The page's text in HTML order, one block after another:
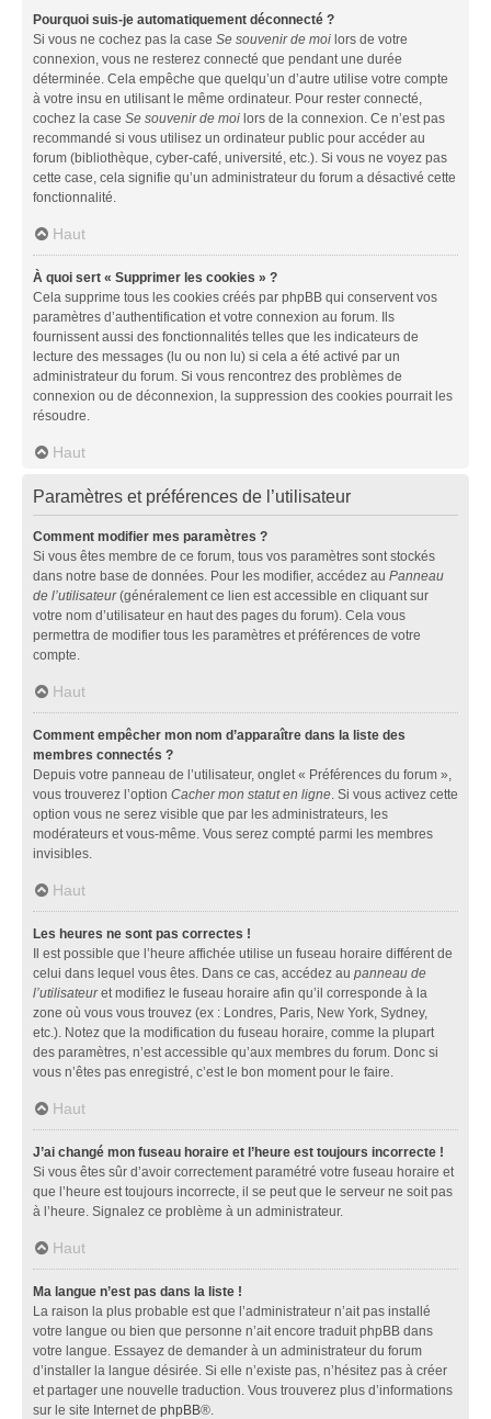
Pourquoi suis-je automatiquement déconnecté ?
Si vous ne cochez pas la case Se souvenir de moi lors de votre
connexion, vous ne resterez connecté que pendant une durée
déterminée. Cela empêche que quelqu’un d’autre utilise votre compte
à votre insu en utilisant le même ordinateur. Pour rester connecté,
cochez la case Se souvenir de moi lors de la connexion. Ce n’est pas
recommandé si vous utilisez un ordinateur public pour accéder au
forum (bibliothèque, cyber-café, université, etc.). Si vous ne voyez pas
cette case, cela signifie qu’un administrateur du forum a désactivé cette
fonctionnalité.
Haut
À quoi sert « Supprimer les cookies » ?
Cela supprime tous les cookies créés par phpBB qui conservent vos
paramètres d’authentification et votre connexion au forum. Ils
fournissent aussi des fonctionnalités telles que les indicateurs de
lecture des messages (lu ou non lu) si cela a été activé par un
administrateur du forum. Si vous rencontrez des problèmes de
connexion ou de déconnexion, la suppression des cookies pourrait les
résoudre.
Haut
Paramètres et préférences de l’utilisateur
Comment modifier mes paramètres ?
Si vous êtes membre de ce forum, tous vos paramètres sont stockés
dans notre base de données. Pour les modifier, accédez au Panneau
de l’utilisateur(généralement ce lien est accessible en cliquant sur
votre nom d’utilisateur en haut des pages du forum). Cela vous
permettra de modifier tous les paramètres et préférences de votre
compte.
Haut
Comment empêcher mon nom d’apparaître dans la liste des
membres connectés ?
Depuis votre panneau de l’utilisateur, onglet « Préférences du forum »,
vous trouverez l’option Cacher mon statut en ligne. Si vous activez cette
option vous ne serez visible que par les administrateurs, les
modérateurs et vous-même. Vous serez compté parmi les membres
invisibles.
Haut
Les heures ne sont pas correctes !
Il est possible que l’heure affichée utilise un fuseau horaire différent de
celui dans lequel vous êtes. Dans ce cas, accédez au panneau de
l’utilisateuret modifiez le fuseau horaire afin qu’il corresponde à la
zone où vous vous trouvez (ex : Londres, Paris, New York, Sydney,
etc.). Notez que la modification du fuseau horaire, comme la plupart
des paramètres, n’est accessible qu’aux membres du forum. Donc si
vous n’êtes pas enregistré, c’est le bon moment pour le faire.
Haut
J’ai changé mon fuseau horaire et l’heure est toujours incorrecte !
Si vous êtes sûr d’avoir correctement paramétré votre fuseau horaire et
que l’heure est toujours incorrecte, il se peut que le serveur ne soit pas
à l’heure. Signalez ce problème à un administrateur.
Haut
Ma langue n’est pas dans la liste !
La raison la plus probable est que l’administrateur n’ait pas installé
votre langue ou bien que personne n’ait encore traduit phpBB dans
votre langue. Essayez de demander à un administrateur du forum
d’installer la langue désirée. Si elle n’existe pas, n’hésitez pas à créer
et partager une nouvelle traduction. Vous trouverez plus d’informations
sur le site Internet de phpBB®.